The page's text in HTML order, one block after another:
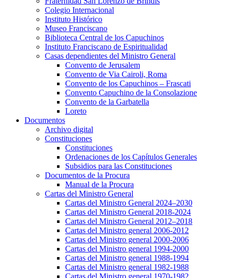
Colegio Internacional
Instituto Histórico
Museo Franciscano
Biblioteca Central de los Capuchinos
Instituto Franciscano de Espiritualidad
Casas dependientes del Ministro General
Convento de Jerusalem
Convento de Via Cairoli, Roma
Convento de los Capuchinos – Frascati
Convento Capuchino de la Consolazione
Convento de la Garbatella
Loreto
Documentos
Archivo digital
Constituciones
Constituciones
Ordenaciones de los Capítulos Generales
Subsidios para las Constituciones
Documentos de la Procura
Manual de la Procura
Cartas del Ministro General
Cartas del Ministro General 2024–2030
Cartas del Ministro General 2018-2024
Cartas del Ministro General 2012–2018
Cartas del Ministro general 2006-2012
Cartas del Ministro general 2000-2006
Cartas del Ministro general 1994-2000
Cartas del Ministro general 1988-1994
Cartas del Ministro general 1982-1988
Cartas del Ministro general 1970-1982